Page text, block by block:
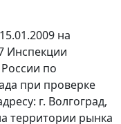
на
Инспекции
по
при проверке
г. Волгоград,
территории рынка